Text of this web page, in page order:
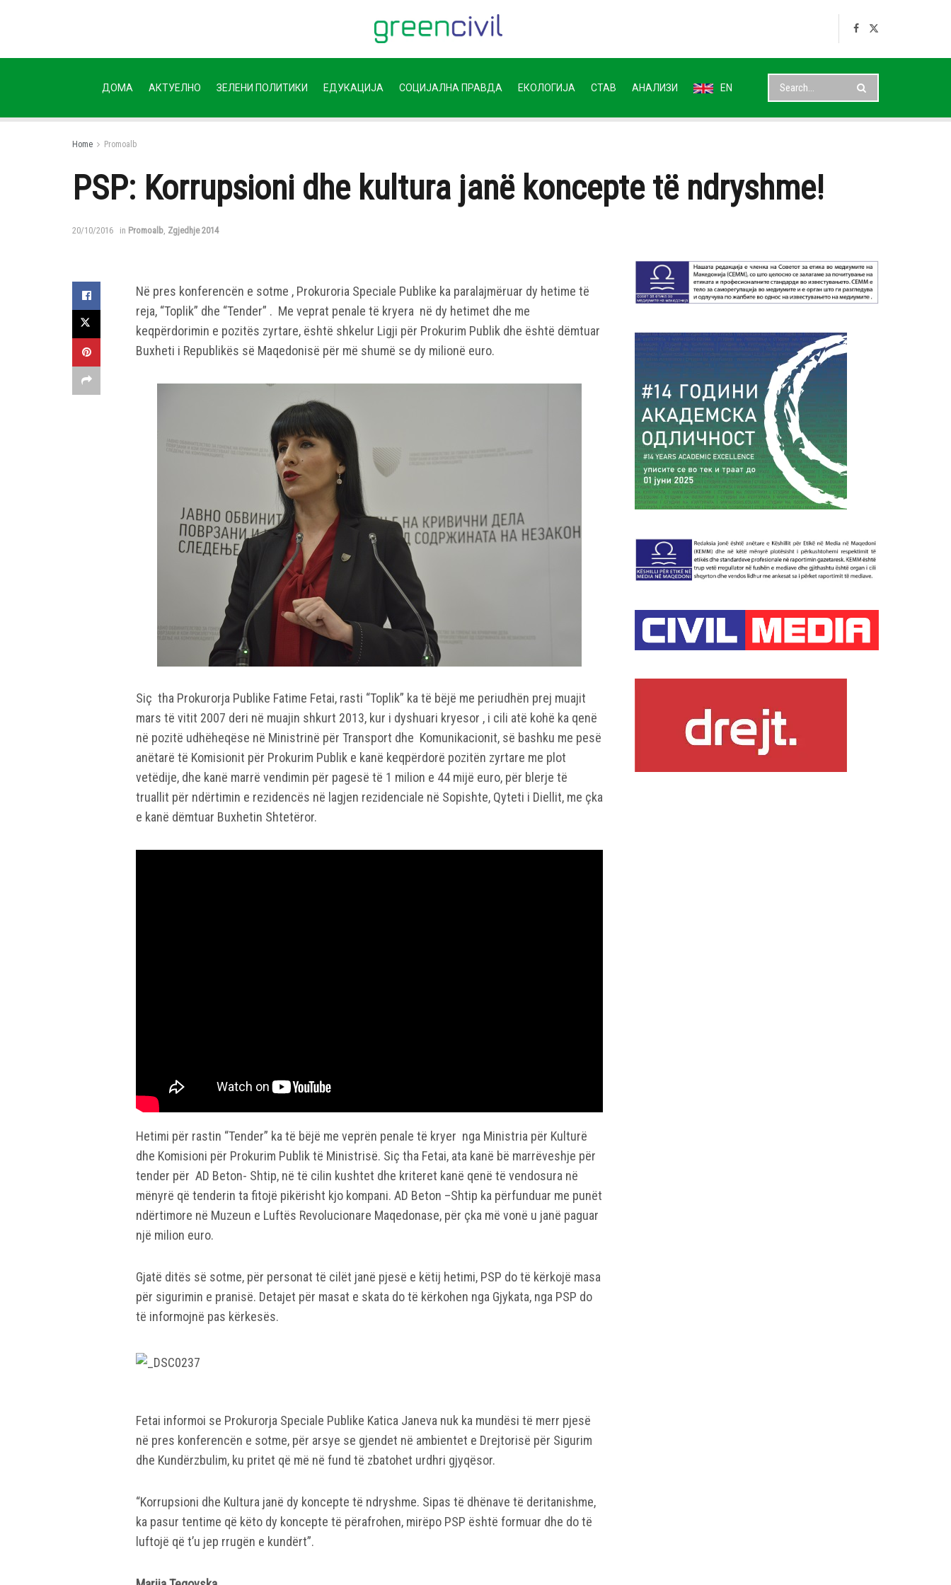
ДОМА АКТУЕЛНО ЗЕЛЕНИ ПОЛИТИКИ ЕДУКАЦИЈА СОЦИЈАЛНА ПРАВДА ЕКОЛОГИЈА СТАВ АНАЛИЗИ EN
Home Promoalb
PSP: Korrupsioni dhe kultura janë koncepte të ndryshme!
20/10/2016 in Promoalb, Zgjedhje 2014
Në pres konferencën e sotme , Prokuroria Speciale Publike ka paralajmëruar dy hetime të
reja, “Toplik” dhe “Tender” . Me veprat penale të kryera në dy hetimet dhe me
keqpërdorimin e pozitës zyrtare, është shkelur Ligji për Prokurim Publik dhe është dëmtuar
Buxheti i Republikës së Maqedonisë për më shumë se dy milionë euro.
Siç tha Prokurorja Publike Fatime Fetai, rasti “Toplik” ka të bëjë me periudhën prej muajit
mars të vitit 2007 deri në muajin shkurt 2013, kur i dyshuari kryesor , i cili atë kohë ka qenë
në pozitë udhëheqëse në Ministrinë për Transport dhe Komunikacionit, së bashku me pesë
anëtarë të Komisionit për Prokurim Publik e kanë keqpërdorë pozitën zyrtare me plot
vetëdije, dhe kanë marrë vendimin për pagesë të 1 milion e 44 mijë euro, për blerje të
truallit për ndërtimin e rezidencës në lagjen rezidenciale në Sopishte, Qyteti i Diellit, me çka
e kanë dëmtuar Buxhetin Shtetëror.
Hetimi për rastin “Tender” ka të bëjë me veprën penale të kryer nga Ministria për Kulturë
dhe Komisioni për Prokurim Publik të Ministrisë. Siç tha Fetai, ata kanë bë marrëveshje për
tender për AD Beton- Shtip, në të cilin kushtet dhe kriteret kanë qenë të vendosura në
mënyrë që tenderin ta fitojë pikërisht kjo kompani. AD Beton –Shtip ka përfunduar me punët
ndërtimore në Muzeun e Luftës Revolucionare Maqedonase, për çka më vonë u janë paguar
një milion euro.
Gjatë ditës së sotme, për personat të cilët janë pjesë e këtij hetimi, PSP do të kërkojë masa
për sigurimin e pranisë. Detajet për masat e skata do të kërkohen nga Gjykata, nga PSP do
të informojnë pas kërkesës.
Fetai informoi se Prokurorja Speciale Publike Katica Janeva nuk ka mundësi të merr pjesë
në pres konferencën e sotme, për arsye se gjendet në ambientet e Drejtorisë për Sigurim
dhe Kundërzbulim, ku pritet që më në fund të zbatohet urdhri gjyqësor.
“Korrupsioni dhe Kultura janë dy koncepte të ndryshme. Sipas të dhënave të deritanishme,
ka pasur tentime që këto dy koncepte të përafrohen, mirëpo PSP është formuar dhe do të
luftojë që t’u jep rrugën e kundërt”.